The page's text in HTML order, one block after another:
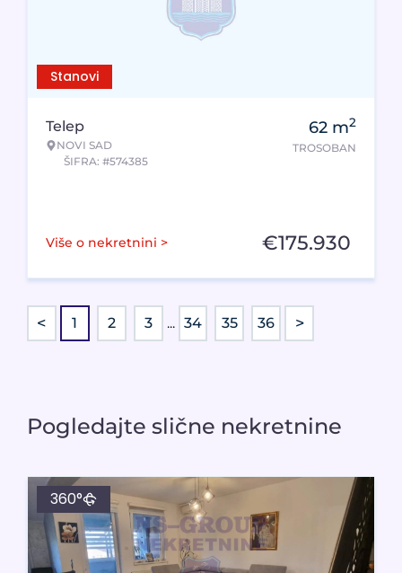
Stanovi
Telep
NOVI SAD
ŠIFRA: #574385
62 m2
TROSOBAN
Više o nekretnini > €175.930
< 1 2 3 ... 34 35 36 >
Pogledajte slične nekretnine
360°